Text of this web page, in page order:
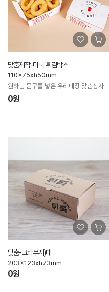
맞춤제작-미니 튀김박스
110x75xh50mm
원하는 문구를 넣은 우리매장 맞춤상자
0원
맞춤-크라무지)대
203x123xh73mm
0원